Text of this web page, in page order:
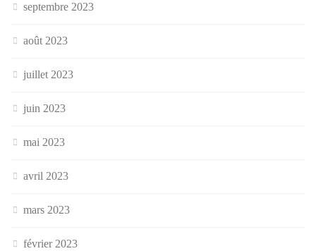
septembre 2023
août 2023
juillet 2023
juin 2023
mai 2023
avril 2023
mars 2023
février 2023